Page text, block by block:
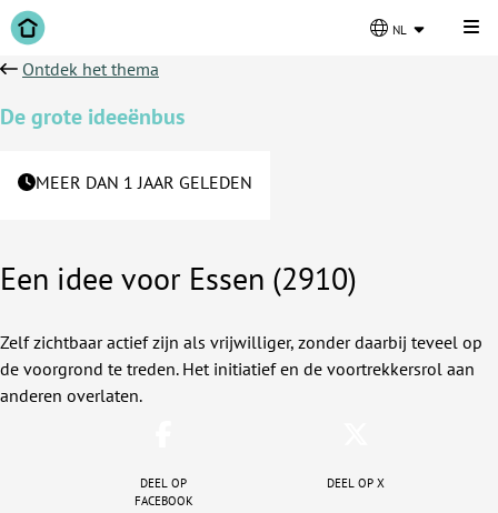
nl
Ontdek het thema
De grote ideeënbus
MEER DAN 1 JAAR GELEDEN
Een idee voor Essen (2910)
Zelf zichtbaar actief zijn als vrijwilliger, zonder daarbij teveel op
de voorgrond te treden. Het initiatief en de voortrekkersrol aan
anderen overlaten.
Deel op
facebook
Deel op X